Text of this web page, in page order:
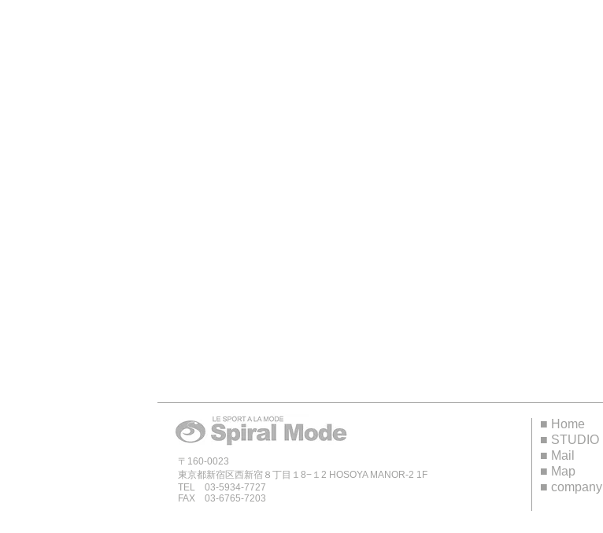
〒160-0023
東京都新宿区西新宿８丁目１8−１2 HOSOYA MANOR-2 1F
TEL 03-5934-7727
FAX 03-6765-7203
■ Home
■ STUDIO
■ Mail
■ Map
■ company